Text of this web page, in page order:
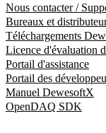
Nous contacter /
Bureaux et
Téléchargements
Licence d'évaluation
Portail d'assistance
Portail des
Manuel DewesoftX
OpenDAQ SDK